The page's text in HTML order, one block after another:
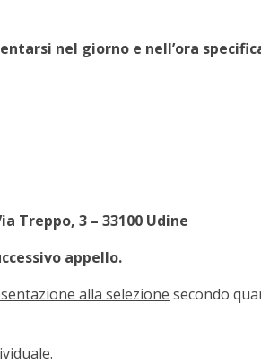
nel giorno e nell’ora
Treppo, 3 – 33100 Udine
appello.
alla selezione secondo